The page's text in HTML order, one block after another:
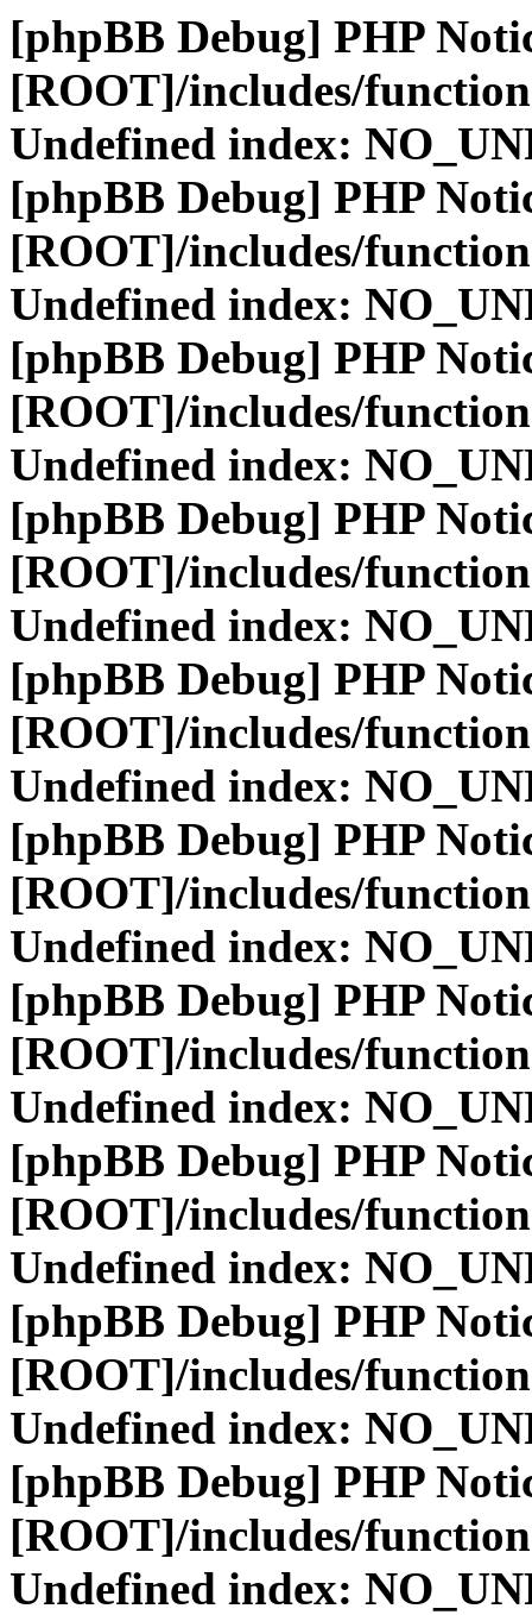
[phpBB Debug] PHP
[ROOT]/includes/
Undefined index:
[phpBB Debug] PHP
[ROOT]/includes/
Undefined index:
[phpBB Debug] PHP
[ROOT]/includes/
Undefined index:
[phpBB Debug] PHP
[ROOT]/includes/
Undefined index:
[phpBB Debug] PHP
[ROOT]/includes/
Undefined index:
[phpBB Debug] PHP
[ROOT]/includes/
Undefined index:
[phpBB Debug] PHP
[ROOT]/includes/
Undefined index:
[phpBB Debug] PHP
[ROOT]/includes/
Undefined index:
[phpBB Debug] PHP
[ROOT]/includes/
Undefined index:
[phpBB Debug] PHP
[ROOT]/includes/
Undefined index: